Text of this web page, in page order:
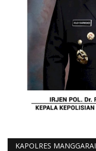
KAPOLRES MANGGARAI